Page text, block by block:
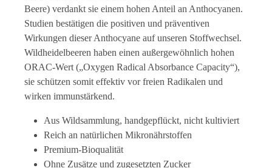
Beere) verdankt sie einem hohen Anteil an Anthocyanen.
Studien bestätigen die positiven und präventiven
Wirkungen dieser Anthocyane auf unseren Stoffwechsel.
Wildheidelbeeren haben einen außergewöhnlich hohen
ORAC-Wert („Oxygen Radical Absorbance Capacity“),
sie schützen somit effektiv vor freien Radikalen und
wirken immunstärkend.
Aus Wildsammlung, handgepflückt, nicht kultiviert
Reich an natürlichen Mikronährstoffen
Premium-Bioqualität
Ohne Zusätze und zugesetzten Zucker